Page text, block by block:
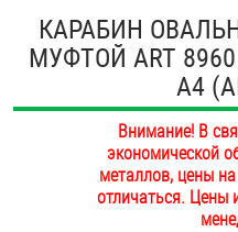
ОПТ
ПОКУПАТЕЛЯМ
ОПЛАТА И ДОСТАВКА
НАШИ МАГАЗИНЫ
Антивандальный
Болты и винты
КАРАБИН
МУФТОЙ ART
A4
Внимание! В
экономической
металлов, цены
отличаться. Цены